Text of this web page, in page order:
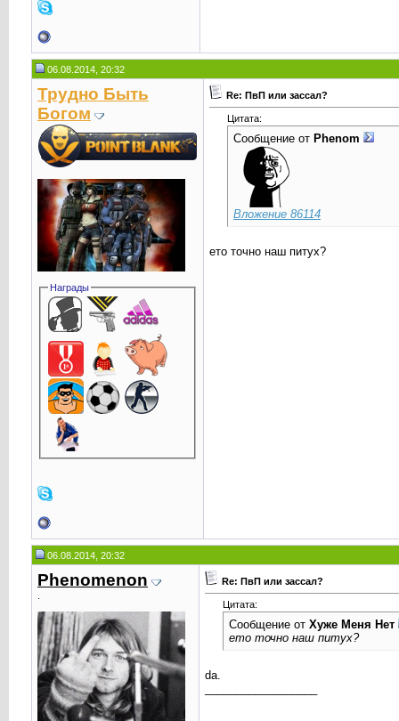
06.08.2014, 20:32
Трудно Быть
Богом
Награды
Re: ПвП или зассал?
Цитата:
Сообщение от Phenom
Вложение 86114
ето точно наш питух?
06.08.2014, 20:32
Phenomenоn Re: ПвП или зассал?
Цитата:
Сообщение от Хуже Меня Нет
ето точно наш питух?
da.